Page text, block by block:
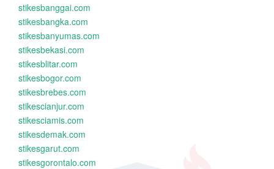
stikesbanggai.com
stikesbangka.com
stikesbanyumas.com
stikesbekasi.com
stikesblitar.com
stikesbogor.com
stikesbrebes.com
stikescianjur.com
stikesciamis.com
stikesdemak.com
stikesgarut.com
stikesgorontalo.com